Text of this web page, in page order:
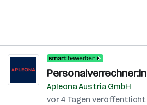
Personalverrechner:in
Apleona Austria GmbH
vor 4 Tagen veröffentlicht